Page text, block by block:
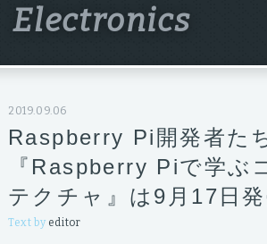
Electronics
2019.09.06
Raspberry Pi開発者た
『Raspberry Piで学ぶ
テクチャ』は9月17日発
Text by editor